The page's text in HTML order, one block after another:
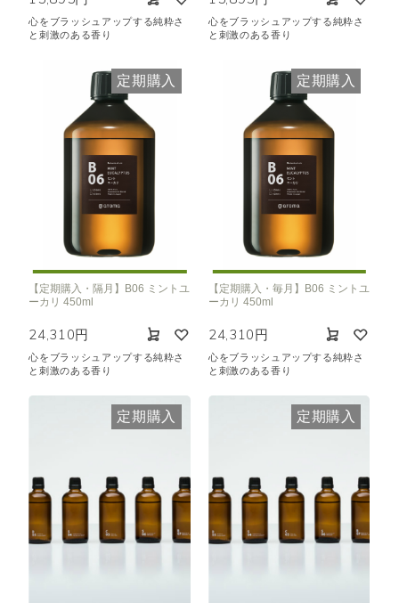
心をブラッシュアップする純粋さ
と刺激のある香り
心をブラッシュアップする純粋さ
と刺激のある香り
定期購入
【定期購入・隔月】B06 ミントユ
ーカリ 450ml
24,310円
心をブラッシュアップする純粋さ
と刺激のある香り
定期購入
【定期購入・毎月】B06 ミントユ
ーカリ 450ml
24,310円
心をブラッシュアップする純粋さ
と刺激のある香り
定期購入 定期購入